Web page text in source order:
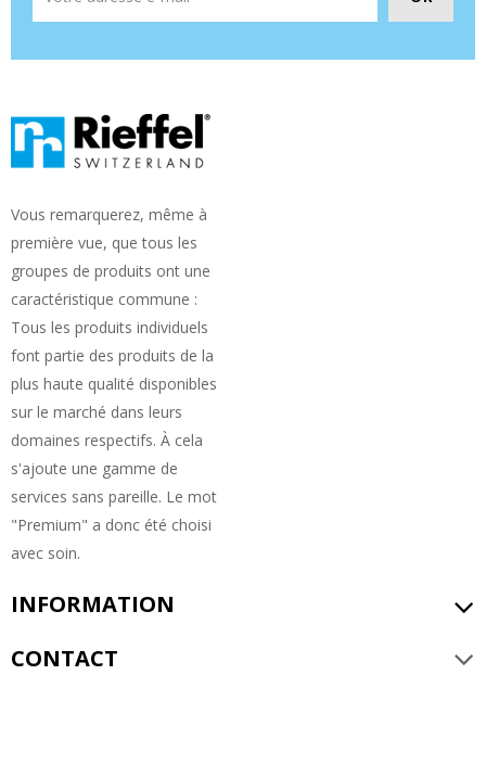
Vous remarquerez, même à
première vue, que tous les
groupes de produits ont une
caractéristique commune :
Tous les produits individuels
font partie des produits de la
plus haute qualité disponibles
sur le marché dans leurs
domaines respectifs. À cela
s'ajoute une gamme de
services sans pareille. Le mot
"Premium" a donc été choisi
avec soin.
INFORMATION
CONTACT